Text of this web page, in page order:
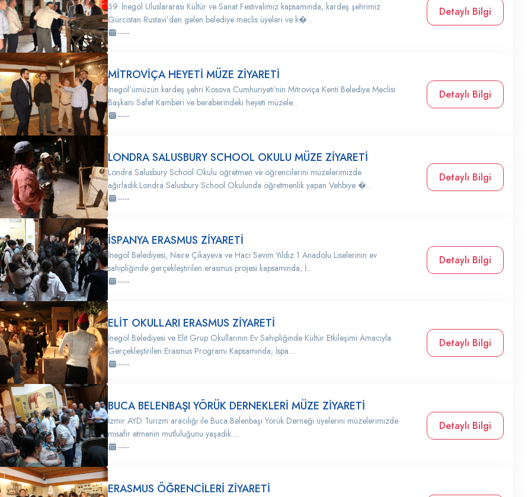
39. İnegöl Uluslararası Kültür ve Sanat Festivalimiz kapsamında, kardeş şehrimiz
Gürcistan Rustavi’den gelen belediye meclis üyeleri ve k�...
-----
Detaylı Bilgi
MİTROVİÇA HEYETİ MÜZE ZİYARETİ
İnegöl’ümüzün kardeş şehri Kosova Cumhuriyeti’nin Mitroviça Kenti Belediye Meclisi
Başkanı Safet Kamberi ve beraberindeki heyeti müzele...
-----
Detaylı Bilgi
LONDRA SALUSBURY SCHOOL OKULU MÜZE ZİYARETİ
Londra Salusbury School Okulu öğretmen ve öğrencilerini müzelerimizde
ağırladık.Londra Salusbury School Okulunda öğretmenlik yapan Vehbiye �...
-----
Detaylı Bilgi
İSPANYA ERASMUS ZİYARETİ
İnegöl Belediyesi, Naire Çikayeva ve Hacı Sevim Yıldız 1 Anadolu Liselerinin ev
sahipliğinde gerçekleştirilen erasmus projesi kapsamında; İ...
-----
Detaylı Bilgi
ELİT OKULLARI ERASMUS ZİYARETİ
İnegöl Belediyesi ve Elit Grup Okullarının Ev Sahipliğinde Kültür Etkileşimi Amacıyla
Gerçekleştirilen Erasmus Programı Kapsamında; İspa...
-----
Detaylı Bilgi
BUCA BELENBAŞI YÖRÜK DERNEKLERİ MÜZE ZİYARETİ
İzmir AYD Turizm aracılığı ile Buca Belenbaşı Yörük Derneği üyelerini müzelerimizde
misafir etmenin mutluluğunu yaşadık....
-----
Detaylı Bilgi
ERASMUS ÖĞRENCİLERİ ZİYARETİ